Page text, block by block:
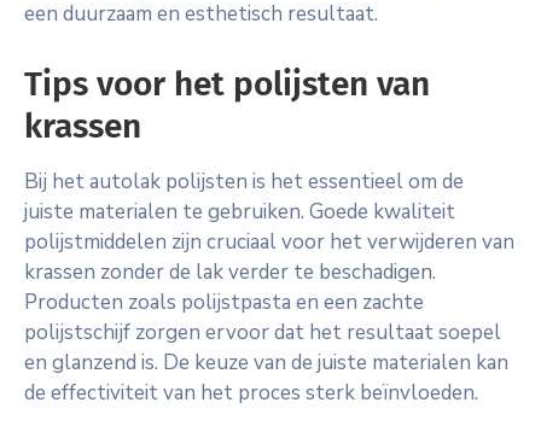
een duurzaam en esthetisch resultaat.
Tips voor het polijsten van
krassen
Bij het autolak polijsten is het essentieel om de
juiste materialen te gebruiken. Goede kwaliteit
polijstmiddelen zijn cruciaal voor het verwijderen van
krassen zonder de lak verder te beschadigen.
Producten zoals polijstpasta en een zachte
polijstschijf zorgen ervoor dat het resultaat soepel
en glanzend is. De keuze van de juiste materialen kan
de effectiviteit van het proces sterk beïnvloeden.